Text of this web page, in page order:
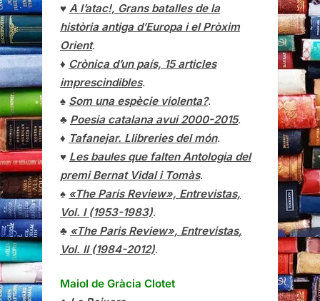
♥ A l’atac!, Grans batalles de la
història antiga d’Europa i el Pròxim
Orient.
♦ Crònica d’un país, 15 articles
imprescindibles.
♠ Som una espècie violenta?.
♣ Poesia catalana avui 2000-2015.
♦ Tafanejar. Llibreries del món.
♥ Les baules que falten Antologia del
premi Bernat Vidal i Tomàs.
♠ «The Paris Review», Entrevistas,
Vol. I (1953-1983).
♣ «The Paris Review», Entrevistas,
Vol. II (1984-2012).
Maiol de Gràcia Clotet